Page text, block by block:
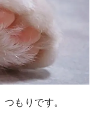
もりです。